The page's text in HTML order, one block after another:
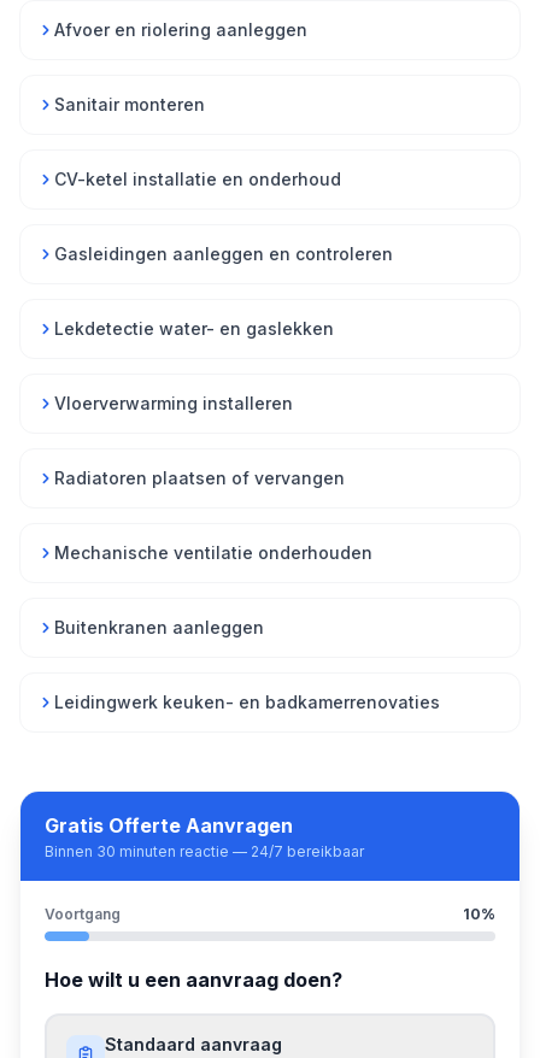
Afvoer en riolering aanleggen
Sanitair monteren
CV-ketel installatie en onderhoud
Gasleidingen aanleggen en controleren
Lekdetectie water- en gaslekken
Vloerverwarming installeren
Radiatoren plaatsen of vervangen
Mechanische ventilatie onderhouden
Buitenkranen aanleggen
Leidingwerk keuken- en badkamerrenovaties
Gratis Offerte Aanvragen
Binnen 30 minuten reactie — 24/7 bereikbaar
Voortgang 10%
Hoe wilt u een aanvraag doen?
Standaard aanvraag